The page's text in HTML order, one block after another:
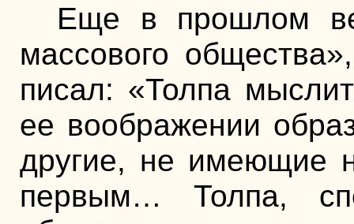
Еще в прошлом
массового
писал: «Толпа
ее воображении
другие, не имеющие
первым… Толпа,